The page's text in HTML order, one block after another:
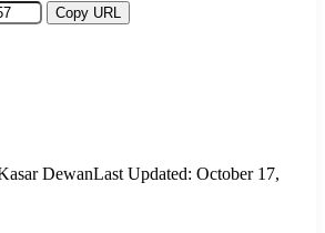
Copy URL
DewanLast Updated: October 17,